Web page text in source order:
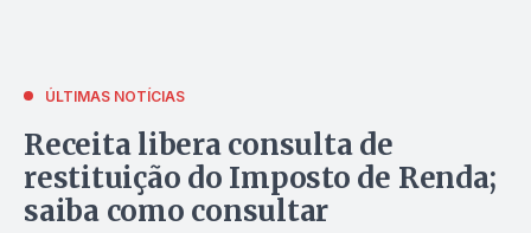
ÚLTIMAS NOTÍCIAS
Receita libera consulta de
restituição do Imposto de Renda;
saiba como consultar